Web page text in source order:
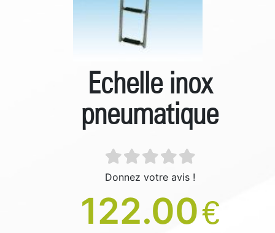
Echelle inox
pneumatique
Donnez votre avis !
122.00€